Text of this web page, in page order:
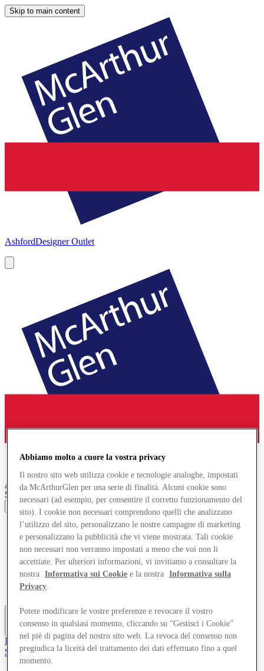
Skip to main content
AshfordDesigner Outlet
AshfordDesigner Outlet
Search input
Negozi
Offerte
Pianifica la tua visita
Cosa c'è in programma
Mangia e Bevi
Gift Card
Servizi
Altro
Il Club
Salvata
it
Abbiamo molto a cuore la vostra privacy
Il nostro sito web utilizza cookie e tecnologie analoghe, impostati
da McArthurGlen per una serie di finalità. Alcuni cookie sono
necessari (ad esempio, per consentire il corretto funzionamento del
sito). I cookie non necessari comprendono quelli che analizzano
l’utilizzo del sito, personalizzano le nostre campagne di marketing
e personalizzano la pubblicità che vi viene mostrata. Tali cookie
non necessari non verranno impostati a meno che voi non li
accettiate. Per ulteriori informazioni, vi invitiamo a consultare la
nostra
Informativa sui Cookie e la nostra
Informativa sulla
Privacy
Potete modificare le vostre preferenze e revocare il vostro
consenso in qualsiasi momento, cliccando su “Gestisci i Cookie”
nel piè di pagina del nostro sito web. La revoca del consenso non
pregiudica la liceità del trattamento dei dati effettuato fino a quel
momento.